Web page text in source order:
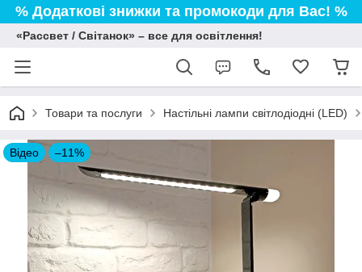
% Додаткові знижки та промокоди для Вас! %
«Рассвет / Світанок» – все для освітлення!
Товари та послуги Настільні лампи світлодіодні (LED)
Відео –11%